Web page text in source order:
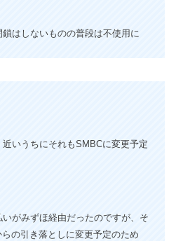
はしないものの普段は不使用に
いうちにそれもSMBCに変更予定
がみずほ経由だったのですが、そ
の引き落としに変更予定のため